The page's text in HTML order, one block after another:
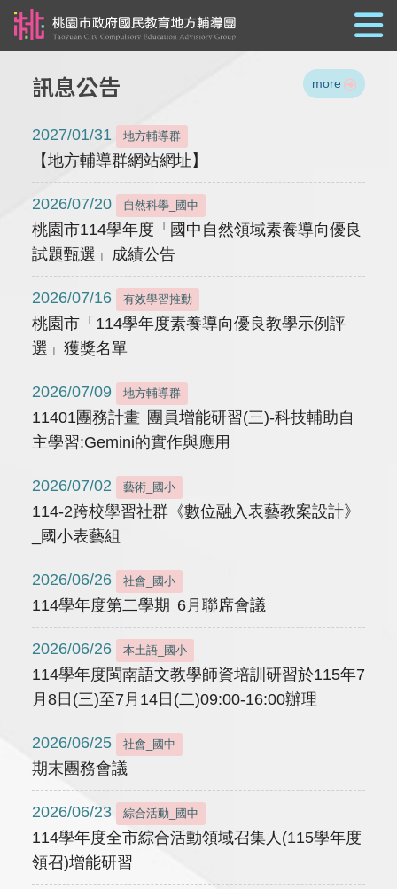
訊息公告 more
2027/01/31 地方輔導群
【地方輔導群網站網址】
2026/07/20 自然科學_國中
桃園市114學年度「國中自然領域素養導向優良
試題甄選」成績公告
2026/07/16 有效學習推動
桃園市「114學年度素養導向優良教學示例評
選」獲獎名單
2026/07/09 地方輔導群
11401團務計畫 團員增能研習(三)-科技輔助自
主學習:Gemini的實作與應用
2026/07/02 藝術_國小
114-2跨校學習社群《數位融入表藝教案設計》
_國小表藝組
2026/06/26 社會_國小
114學年度第二學期 6月聯席會議
2026/06/26 本土語_國小
114學年度閩南語文教學師資培訓研習於115年7
月8日(三)至7月14日(二)09:00-16:00辦理
2026/06/25 社會_國中
期末團務會議
2026/06/23 綜合活動_國中
114學年度全市綜合活動領域召集人(115學年度
領召)增能研習